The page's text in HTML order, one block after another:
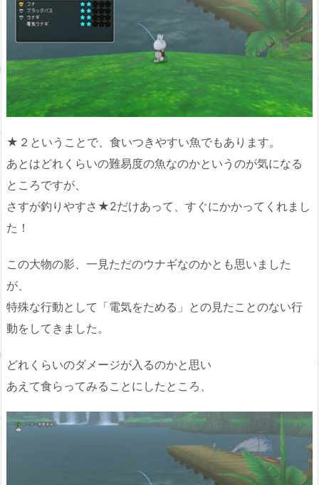
★２ということで、食いつきやすい魚でもあります。
あとはどれくらいの難易度の魚なのかというのが気になる
ところですが、
さすが釣りやすさ★2だけあって、すぐにかかってくれまし
た！
この大物の影、一見ただのウナギなのかとも思いました
が、
特殊な行動として「電気をためる」との見たことのない行
動をしてきました。
どれくらいのダメージが入るのかと思い
あえて食らってみることにしたところ、